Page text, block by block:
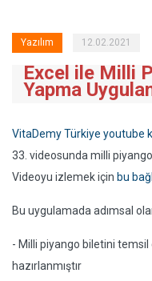
Yazılım 12.02.2021
Excel ile Milli
Yapma
VitaDemy Türkiye youtube
33. videosunda milli piyango
Videoyu izlemek için bu
Bu uygulamada adımsal
- Milli piyango biletini
hazırlanmıştır